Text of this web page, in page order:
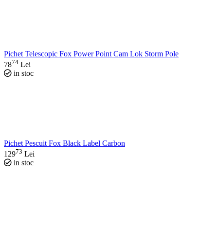
Pichet Telescopic Fox Power Point Cam Lok Storm Pole
7874 Lei
in stoc
Pichet Pescuit Fox Black Label Carbon
12973 Lei
in stoc